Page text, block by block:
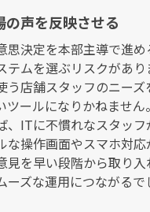
の声を反映させる
思決定を本部主導で進
テムを選ぶリスクがあり
う店舗スタッフのニー
ツールになりかねません。
、ITに不慣れなスタッフ
な操作画面やスマホ対応
見を早い段階から取り
ーズな運用につながるで